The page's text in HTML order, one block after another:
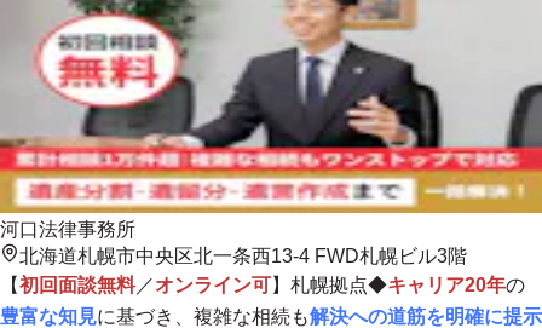
河口法律事務所
北海道札幌市中央区北一条西13-4 FWD札幌ビル3階
【初回面談無料／オンライン可】札幌拠点◆キャリア20年の
豊富な知見に基づき、複雑な相続も解決への道筋を明確に提示